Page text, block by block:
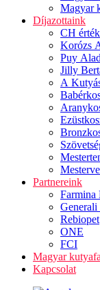
Magyar
Díjazottaink
CH
Korózs
Puy
Jilly
A
Partnereink
Farmina
Rebiopet
ONE
FCI
Magyar
Kapcsolat